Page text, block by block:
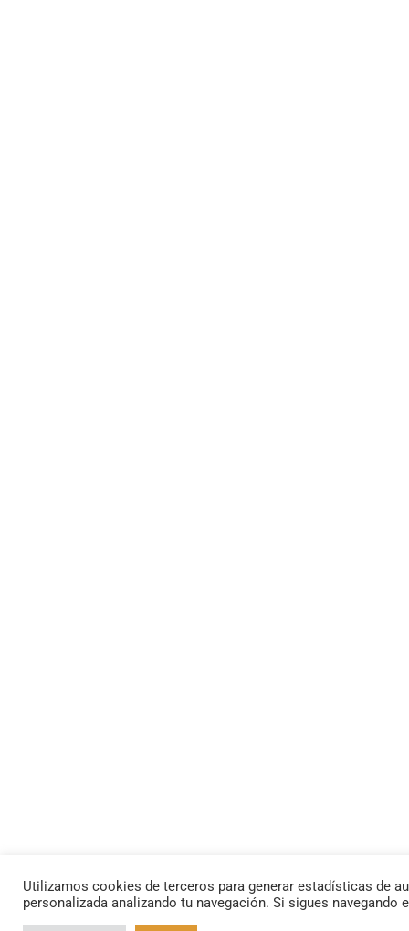
Utilizamos cookies de terceros para generar estadísticas de
personalizada analizando tu navegación. Si sigues navegando